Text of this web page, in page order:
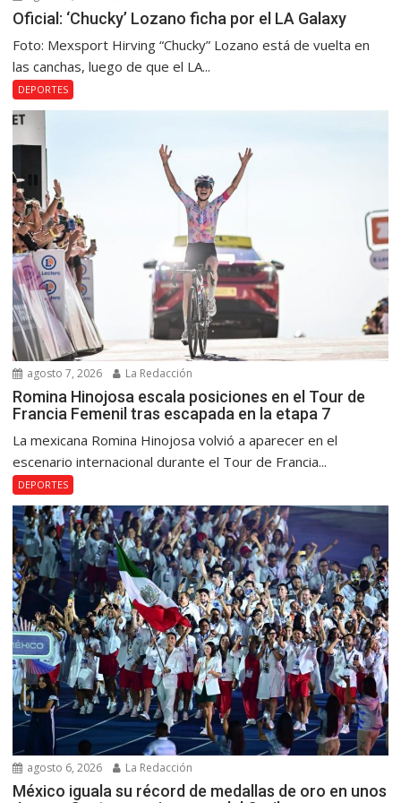
Oficial: ‘Chucky’ Lozano ficha por el LA Galaxy
Foto: Mexsport Hirving “Chucky” Lozano está de vuelta en
las canchas, luego de que el LA...
DEPORTES
agosto 7, 2026 La Redacción
Romina Hinojosa escala posiciones en el Tour de
Francia Femenil tras escapada en la etapa 7
La mexicana Romina Hinojosa volvió a aparecer en el
escenario internacional durante el Tour de Francia...
DEPORTES
agosto 6, 2026 La Redacción
México iguala su récord de medallas de oro en unos